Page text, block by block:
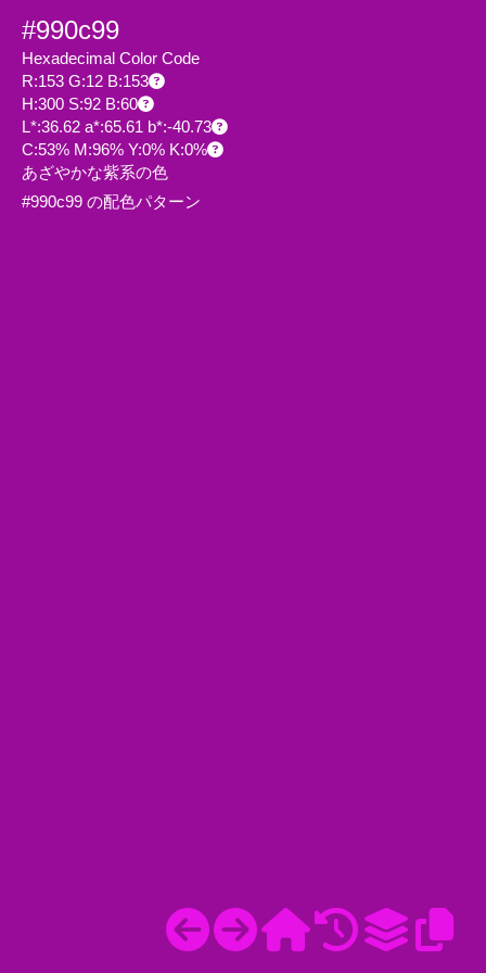
#990c99
Hexadecimal Color Code
R:153 G:12 B:153
H:300 S:92 B:60
L*:36.62 a*:65.61 b*:-40.73
C:53% M:96% Y:0% K:0%
あざやかな紫系の色
#990c99 の配色パターン